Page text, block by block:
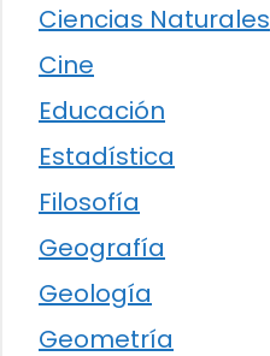
Ciencias Naturales
Cine
Educación
Estadística
Filosofía
Geografía
Geología
Geometría